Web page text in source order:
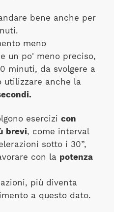
bene anche per
meno
un po' meno preciso,
minuti, da svolgere a
utilizzare anche la
esercizi con
brevi, come interval
sotto i 30”,
con la potenza
più diventa
a questo dato.